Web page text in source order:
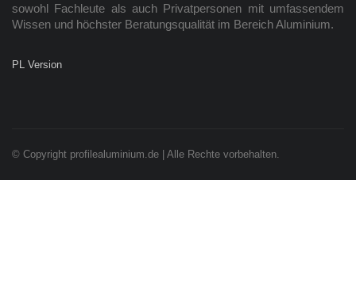
sowohl Fachleute als auch Privatpersonen mit umfassendem
Wissen und höchster Beratungsqualität im Bereich Aluminium.
PL Version
© Copyright profilealuminium.de | Alle Rechte vorbehalten.